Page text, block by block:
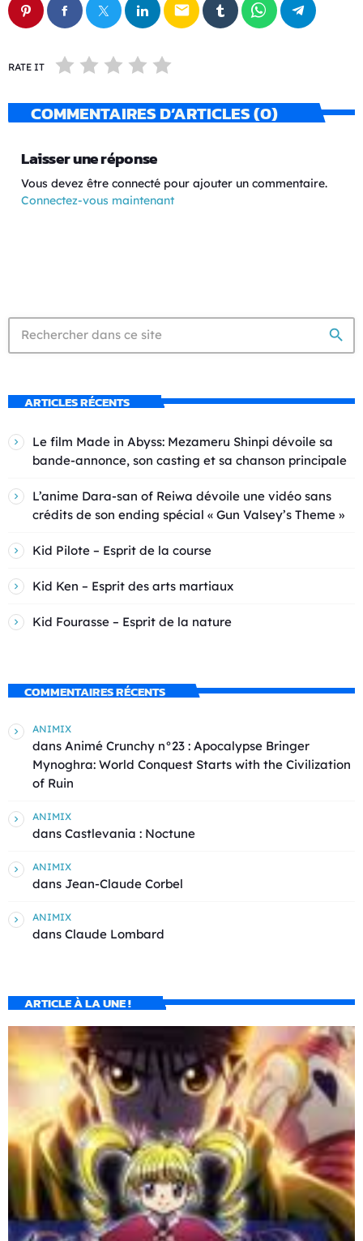
email
RATE IT
COMMENTAIRES D’ARTICLES (0)
Laisser une réponse
Vous devez être connecté pour ajouter un commentaire.
Connectez-vous maintenant
search
ARTICLES RÉCENTS
Le film Made in Abyss: Mezameru Shinpi dévoile sa
bande-annonce, son casting et sa chanson principale
L’anime Dara-san of Reiwa dévoile une vidéo sans
crédits de son ending spécial « Gun Valsey’s Theme »
Kid Pilote – Esprit de la course
Kid Ken – Esprit des arts martiaux
Kid Fourasse – Esprit de la nature
COMMENTAIRES RÉCENTS
ANIMIX
dans Animé Crunchy n°23 : Apocalypse Bringer
Mynoghra: World Conquest Starts with the Civilization
of Ruin
ANIMIX
dans Castlevania : Noctune
ANIMIX
dans Jean-Claude Corbel
ANIMIX
dans Claude Lombard
ARTICLE À LA UNE !